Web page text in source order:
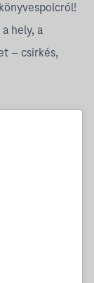
hely, a
– csirkés,